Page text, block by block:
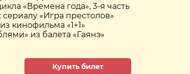
«Времена года», 3-я часть
сериалу «Игра престолов»
кинофильма «1+1»
из балета «Гаянэ»
Купить билет